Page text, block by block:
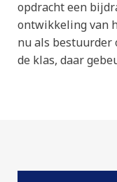
opdracht een
ontwikkeling van
nu als bestuurder
de klas, daar